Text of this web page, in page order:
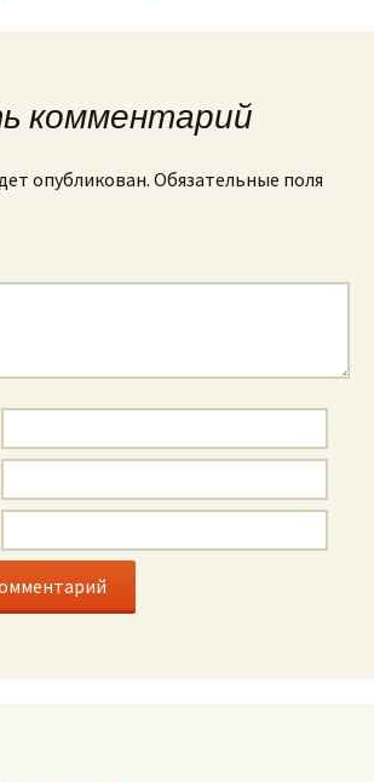
комментарий
опубликован. Обязательные поля